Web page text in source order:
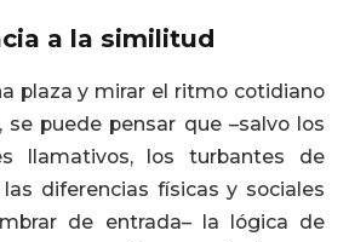
a la similitud
plaza y mirar el ritmo cotidiano
se puede pensar que –salvo los
llamativos, los turbantes de
diferencias físicas y sociales
de entrada– la lógica de